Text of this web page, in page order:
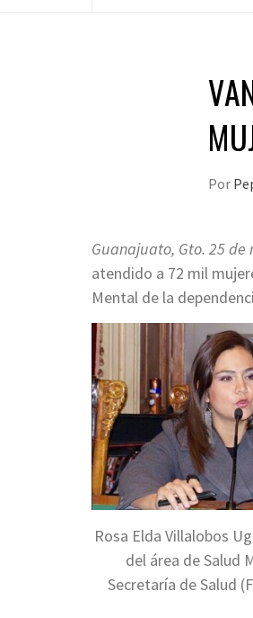
Por
Guanajuato, Gto. 25 de
atendido a 72 mil
Mental de la
Rosa Elda Villalobos
del área de Salud
Secretaría de Salud